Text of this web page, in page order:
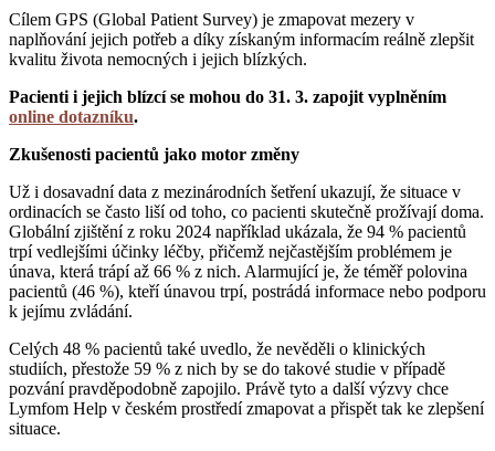
Cílem GPS (Global Patient Survey) je zmapovat mezery v
naplňování jejich potřeb a díky získaným informacím reálně zlepšit
kvalitu života nemocných i jejich blízkých.
Pacienti i jejich blízcí se mohou do 31. 3. zapojit vyplněním
online dotazníku.
Zkušenosti pacientů jako motor změny
Už i dosavadní data z mezinárodních šetření ukazují, že situace v
ordinacích se často liší od toho, co pacienti skutečně prožívají doma.
Globální zjištění z roku 2024 například ukázala, že 94 % pacientů
trpí vedlejšími účinky léčby, přičemž nejčastějším problémem je
únava, která trápí až 66 % z nich. Alarmující je, že téměř polovina
pacientů (46 %), kteří únavou trpí, postrádá informace nebo podporu
k jejímu zvládání.
Celých 48 % pacientů také uvedlo, že nevěděli o klinických
studiích, přestože 59 % z nich by se do takové studie v případě
pozvání pravděpodobně zapojilo. Právě tyto a další výzvy chce
Lymfom Help v českém prostředí zmapovat a přispět tak ke zlepšení
situace.